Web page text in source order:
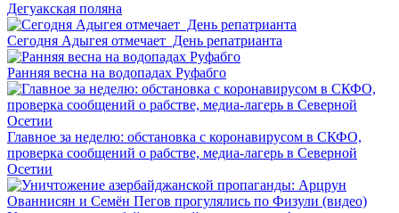
Дегуакская поляна
Сегодня Адыгея отмечает День репатрианта
Ранняя весна на водопадах Руфабго
Главное за неделю: обстановка с коронавирусом в СКФО,
проверка сообщений о рабстве, медиа-лагерь в Северной
Осетии